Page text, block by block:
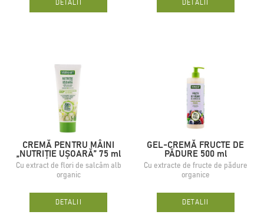
DETALII DETALII
CREMĂ PENTRU MÂINI
„NUTRIȚIE UȘOARĂ” 75 ml
Cu extract de flori de salcâm alb
organic
DETALII
GEL-CREMĂ FRUCTE DE
PĂDURE 500 ml
Cu extracte de fructe de pădure
organice
DETALII